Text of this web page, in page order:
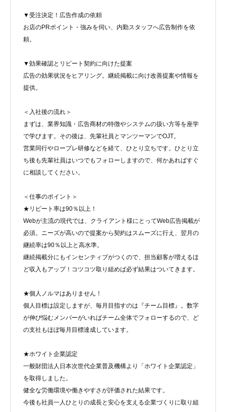
▼受注決定！広告作成の依頼
お店のPRポイント・強みを伺い、内勤スタッフへ広告制作を依
頼。
▼効果確認とリピート契約に向けた提案
広告の効果状況をヒアリング。継続掲載に向け改善提案や情報を
提供。
＜入社後の流れ＞
まずは、業界知識・広告商材の特徴やシステムの扱い方等を座学
で学びます。その後は、先輩社員とマンツーマンでOJT。
営業同行やロープレ研修などを経て、ひとり立ちです。ひとり立
ち後も先輩社員はいつでもフォローしますので、何かあればすぐ
に相談してください。
＜仕事のポイント＞
★リピート率は90％以上！
Webが主流の現代では、クライアント様にとってWeb広告掲載が
必須。ニーズが高いので提案から契約はスムーズに行え、翌月の
継続率は90％以上と高水準。
継続掲載分にもインセンティブがつくので、担当顧客が増えるほ
ど収入もアップ！コツコツ取り組めば必ず結果はついてきます。
★個人ノルマはありません！
個人目標は設定しますが、毎月目指すのは『チーム目標』。数字
が伸び悩むメンバーがいればチーム全体でフォローするので、ど
の支社もほぼ毎月目標達成しています。
★ホワイト企業認定
一般財団法人日本次世代企業普及機構より「ホワイト企業認定」
を取得しました。
健全な労働環境や働きやすさが評価された結果です。
今後も社員一人ひとりの成長と安心を支える企業づくりに取り組